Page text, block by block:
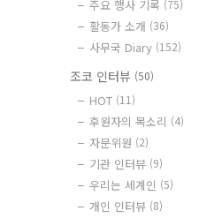
주요 행사 기록 (75)
활동가 소개 (36)
사무국 Diary (152)
조코 인터뷰 (50)
HOT (11)
후원자의 목소리 (4)
자문위원 (2)
기관 인터뷰 (9)
우리는 세계인 (5)
개인 인터뷰 (8)